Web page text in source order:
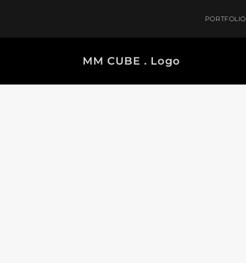
PORTFOLIO
MM CUBE . Logo